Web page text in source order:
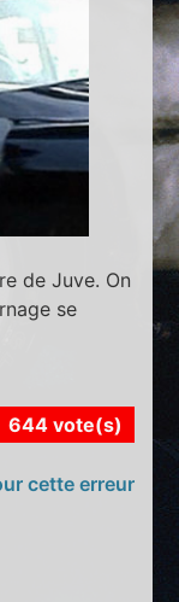
de Juve. On
se
644 vote(s)
cette erreur